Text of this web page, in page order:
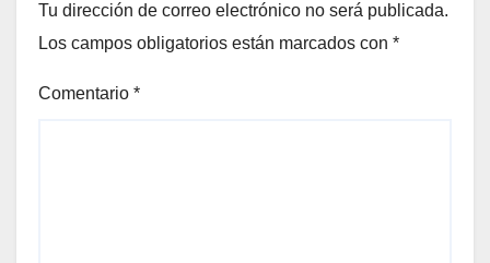
Tu dirección de correo electrónico no será publicada.
Los campos obligatorios están marcados con *
Comentario *